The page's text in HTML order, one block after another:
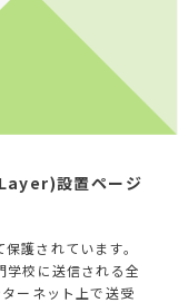
設置ページ
護されています。
学校に送信される全
ーネット上で送受